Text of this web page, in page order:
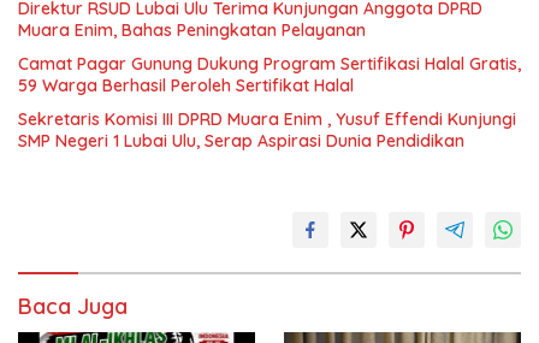
Direktur RSUD Lubai Ulu Terima Kunjungan Anggota DPRD
Muara Enim, Bahas Peningkatan Pelayanan
Camat Pagar Gunung Dukung Program Sertifikasi Halal Gratis,
59 Warga Berhasil Peroleh Sertifikat Halal
Sekretaris Komisi III DPRD Muara Enim , Yusuf Effendi Kunjungi
SMP Negeri 1 Lubai Ulu, Serap Aspirasi Dunia Pendidikan
Baca Juga